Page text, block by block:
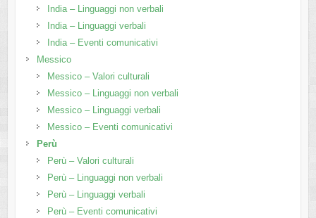
India – Linguaggi non verbali
India – Linguaggi verbali
India – Eventi comunicativi
Messico
Messico – Valori culturali
Messico – Linguaggi non verbali
Messico – Linguaggi verbali
Messico – Eventi comunicativi
Perù
Perù – Valori culturali
Perù – Linguaggi non verbali
Perù – Linguaggi verbali
Perù – Eventi comunicativi